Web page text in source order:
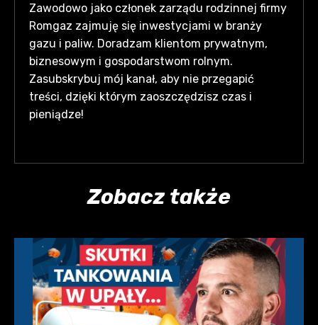
Zawodowo jako członek zarządu rodzinnej firmy
Romgaz zajmuję się inwestycjami w branży
gazu i paliw. Doradzam klientom prywatnym,
biznesowym i gospodarstwom rolnym.
Zasubskrybuj mój kanał, aby nie przegapić
treści, dzięki którym zaoszczędzisz czas i
pieniądze!
Zobacz także